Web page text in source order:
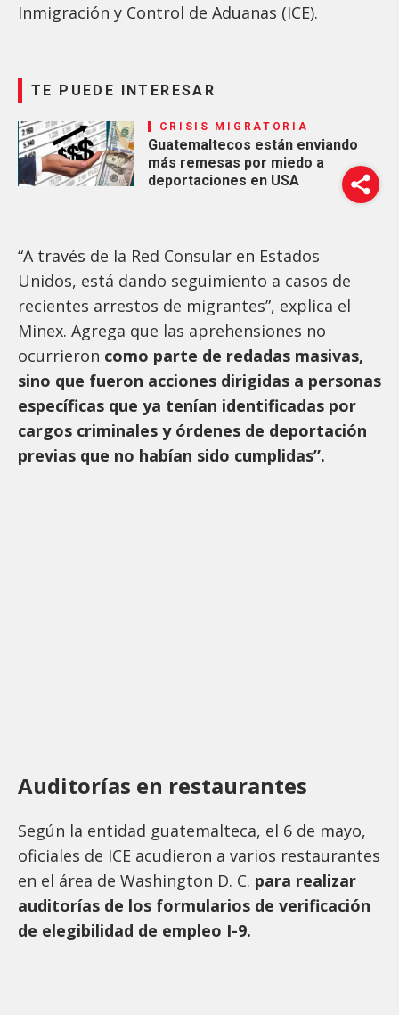
Inmigración y Control de Aduanas (ICE).
TE PUEDE INTERESAR
CRISIS MIGRATORIA
Guatemaltecos están enviando
más remesas por miedo a
deportaciones en USA
“A través de la Red Consular en Estados
Unidos, está dando seguimiento a casos de
recientes arrestos de migrantes”, explica el
Minex. Agrega que las aprehensiones no
ocurrieron como parte de redadas masivas,
sino que fueron acciones dirigidas a personas
específicas que ya tenían identificadas por
cargos criminales y órdenes de deportación
previas que no habían sido cumplidas”.
Auditorías en restaurantes
Según la entidad guatemalteca, el 6 de mayo,
oficiales de ICE acudieron a varios restaurantes
en el área de Washington D. C. para realizar
auditorías de los formularios de verificación
de elegibilidad de empleo I-9.